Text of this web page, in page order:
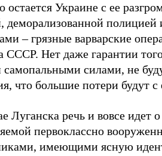
остается Украине с ее
деморализованной
– грязные варварские
СССР. Нет даже гарантии
самопальными силами, не
что большие потери будут с
Луганска речь и вовсе идет
первоклассно
имеющими ясную